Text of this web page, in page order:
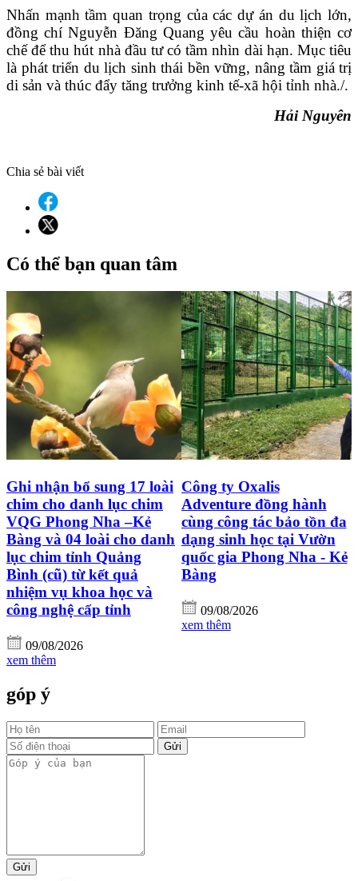
Nhấn mạnh tầm quan trọng của các dự án du lịch lớn,
đồng chí Nguyễn Đăng Quang yêu cầu hoàn thiện cơ
chế để thu hút nhà đầu tư có tầm nhìn dài hạn. Mục tiêu
là phát triển du lịch sinh thái bền vững, nâng tầm giá trị
di sản và thúc đẩy tăng trưởng kinh tế-xã hội tỉnh nhà./.
Hải Nguyên
Chia sẻ bài viết
Có thể bạn quan tâm
Ghi nhận bổ sung 17 loài
chim cho danh lục chim
VQG Phong Nha –Kẻ
Bàng và 04 loài cho danh
lục chim tỉnh Quảng
Bình (cũ) từ kết quả
nhiệm vụ khoa học và
công nghệ cấp tỉnh
09/08/2026
xem thêm
Công ty Oxalis
Adventure đồng hành
cùng công tác bảo tồn đa
dạng sinh học tại Vườn
quốc gia Phong Nha - Kẻ
Bàng
09/08/2026
xem thêm
góp ý
Gửi
Gửi